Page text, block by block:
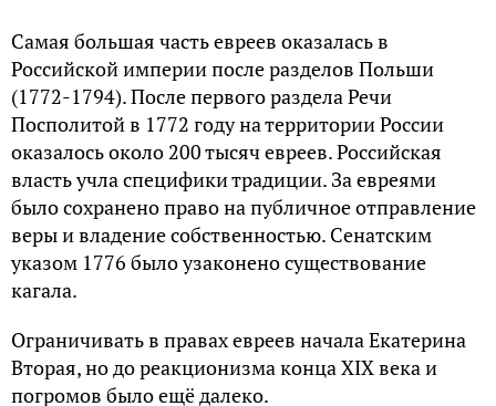
Самая большая часть евреев оказалась в
Российской империи после разделов Польши
(1772-1794). После первого раздела Речи
Посполитой в 1772 году на территории России
оказалось около 200 тысяч евреев. Российская
власть учла специфики традиции. За евреями
было сохранено право на публичное отправление
веры и владение собственностью. Сенатским
указом 1776 было узаконено существование
кагала.
Ограничивать в правах евреев начала Екатерина
Вторая, но до реакционизма конца XIX века и
погромов было ещё далеко.